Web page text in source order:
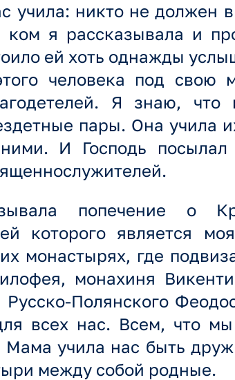
учила: никто не должен
я рассказывала и
ей хоть однажды
человека под свою
Я знаю, что
пары. Она учила
И Господь
попечение о
которого является
монастырях, где
монахиня
Русско-Полянского
всех нас. Всем, что
учила нас быть
между собой родные.